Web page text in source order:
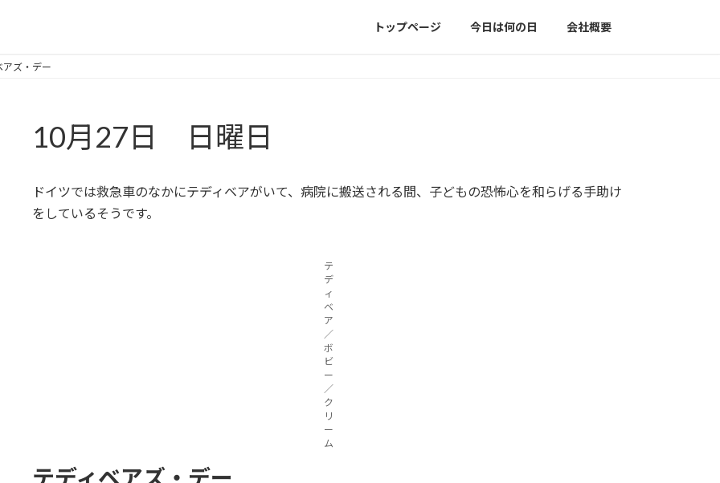
トップページ 今日は何の日 会社概要
ズ・デー
10月27日 日曜日
ドイツでは救急車のなかにテディベアがいて、病院に搬送される間、子どもの恐怖心を和らげる手助け
をしているそうです。
テ
デ
ィ
ベ
ア
／
ボ
ビ
ー
／
ク
リ
ー
ム
テディベアズ・デー